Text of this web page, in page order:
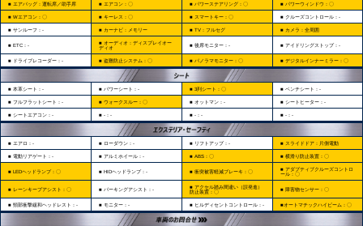
■ エアバッグ：運転席／助手席 ■ エアコン：〇 ■ パワーステアリング：〇 ■ パワーウィンドウ：〇
■ Wエアコン：〇 ■ キーレス：〇 ■ スマートキー：〇 ■ クルーズコントロール：-
■ サンルーフ：- ■ カーナビ：メモリー ■ TV：フルセグ ■ カメラ：全周囲
■ ETC：-
■ オーディオ：ディスプレイオー
ディオ
■ 後席モニター：- ■ アイドリングストップ：-
■ ドライブレコーダー：- ■ 盗難防止システム：〇 ■ パノラマモニター：〇 ■ デジタルインナーミラー：〇
■ 本革シート：- ■ パワーシート：- ■ 3列シート：〇 ■ ベンチシート：-
■ フルフラットシート：- ■ ウォークスルー：〇 ■ オットマン：- ■ シートヒーター：-
■ シートエアコン：- ■ -：- ■ -：- ■ -：-
■ エアロ：- ■ ローダウン：- ■ リフトアップ：‐ ■ スライドドア：片側電動
■ 電動リアゲート：- ■ アルミホイール：- ■ ABS：〇 ■ 横滑り防止装置：〇
■ LEDヘッドランプ：〇 ■ HIDヘッドランプ：- ■ 衝突被害軽減ブレーキ：〇
■ アダプティブクルーズコントロ
ール：〇
■ レーンキープアシスト：〇 ■ パーキングアシスト：-
■ アクセル踏み間違い（誤発進）
防止装置：〇
■ 障害物センサー：〇
■ 頸部衝撃緩和ヘッドレスト：- ■ モニター：- ■ ヒルディセントコントロール：- ■オートマチックハイビーム：〇